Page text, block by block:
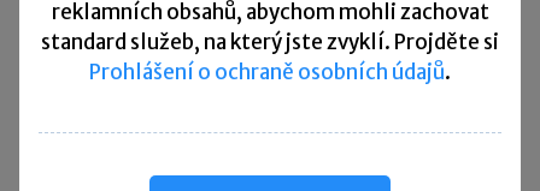
Splatnost paušální zálohy
24. 8. 2026
Daňové přiznání a splatnost daně za červenec 2026
reklamních obsahů, abychom mohli zachovat
standard služeb, na který jste zvyklí. Projděte si
Prohlášení o ochraně osobních údajů.